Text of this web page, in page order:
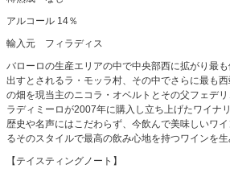
アルコール 14％
輸入元 フィラディス
バローロの生産エリアの中で中央部西に拡がり最
出すとされるラ・モッラ村、その中でさらに最も
の畑を現当主のニコラ・オベルトとその父フェデ
ラディミーロが2007年に購入し立ち上げたワイナ
歴史や名声にはこだわらず、今飲んで美味しいワ
るそのスタイルで最高の飲み心地を持つワインを生
【テイスティングノート】